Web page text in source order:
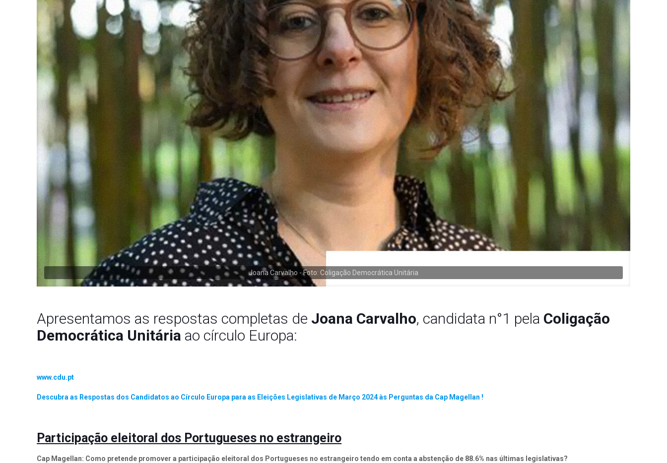
Joana Carvalho - Foto: Coligação Democrática Unitária
Apresentamos as respostas completas de Joana Carvalho, candidata n°1 pela Coligação
Democrática Unitária ao círculo Europa:
www.cdu.pt
Descubra as Respostas dos Candidatos ao Círculo Europa para as Eleições Legislativas de Março 2024 às Perguntas da Cap Magellan !
Participação eleitoral dos Portugueses no estrangeiro
Cap Magellan: Como pretende promover a participação eleitoral dos Portugueses no estrangeiro tendo em conta a abstenção de 88.6% nas últimas legislativas?